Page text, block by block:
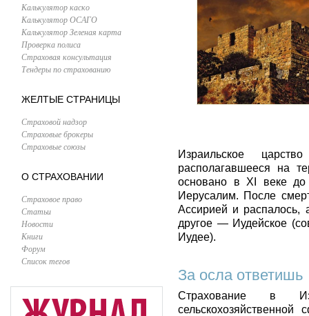
Калькулятор каско
Калькулятор ОСАГО
Калькулятор Зеленая карта
Проверка полиса
Страховая консультация
Тендеры по страхованию
ЖЕЛТЫЕ СТРАНИЦЫ
Страховой надзор
Страховые брокеры
Страховые союзы
О СТРАХОВАНИИ
Страховое право
Статьи
Новости
Книги
Форум
Список тегов
Израильское
располагавшееся на
основано в XI веке
Иерусалим. После
Ассирией и распалось,
другое — Иудейское
Иудее).
За осла ответишь
Страхование в